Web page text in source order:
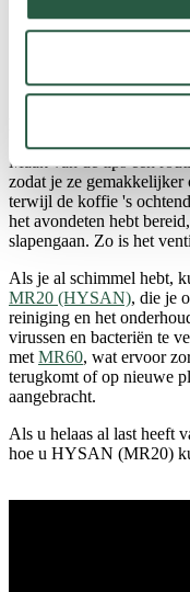
Houd je woning
oppervlakken
Maak van de tips een
zodat je ze
terwijl de koffie 's
het avondeten hebt
slapengaan. Zo is het
Als je al schimmel hebt,
MR20 (HYSAN), die je
reiniging en het
virussen en bacteriën te
metMR60, wat ervoor
terugkomt of op nieuwe
aangebracht.
Als u helaas al last heeft
hoe u HYSAN (MR20)